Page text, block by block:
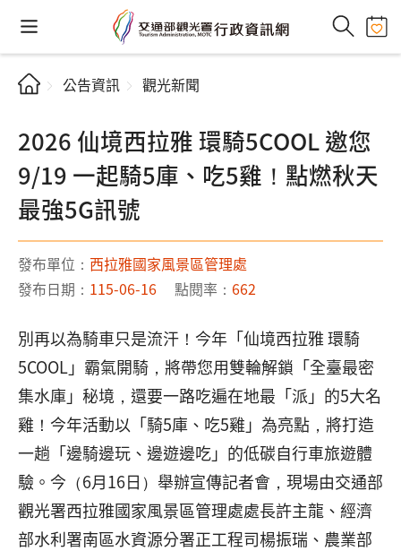
公告資訊 觀光新聞
2026 仙境西拉雅 環騎5COOL 邀您
9/19 一起騎5庫、吃5雞！點燃秋天
最強5G訊號
發布單位： 西拉雅國家風景區管理處
發布日期： 115-06-16 點閱率： 662
別再以為騎車只是流汗！今年「仙境西拉雅 環騎
5COOL」霸氣開騎，將帶您用雙輪解鎖「全臺最密
集水庫」秘境，還要一路吃遍在地最「派」的5大名
雞！今年活動以「騎5庫、吃5雞」為亮點，將打造
一趟「邊騎邊玩、邊遊邊吃」的低碳自行車旅遊體
驗。今（6月16日）舉辦宣傳記者會，現場由交通部
觀光署西拉雅國家風景區管理處處長許主龍、經濟
部水利署南區水資源分署正工程司楊振瑞、農業部